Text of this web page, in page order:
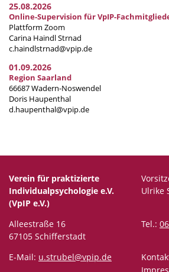
25.08.2026
Online-Supervision für VpIP-
Plattform Zoom
Carina Haindl Strnad
c.haindlstrnad@vpip.de
01.09.2026
Region Saarland
66687 Wadern-Noswendel
Doris Haupenthal
d.haupenthal@vpip.de
Verein für praktizierte
Individualpsychologie e.V.
(VpIP e.V.)
Ulrike
Alleestraße 16
67105 Schifferstadt
Tel.:
E-Mail: u.strubel@vpip.de